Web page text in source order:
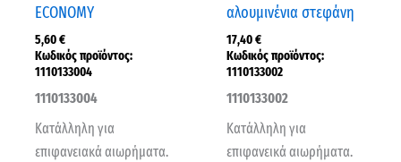
ECONOMY
5,60€
Κωδικός προϊόντος:
1110133004
1110133004
Κατάλληλη για
επιφανειακά αιωρήματα.
αλουμινένια στεφάνη
17,40€
Κωδικός προϊόντος:
1110133002
1110133002
Κατάλληλη για
επιφανεικά αιωρήματα.